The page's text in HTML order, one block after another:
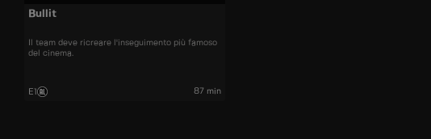
Bullit
Il team deve ricreare l'inseguimento più famoso
del cinema.
E1 87 min